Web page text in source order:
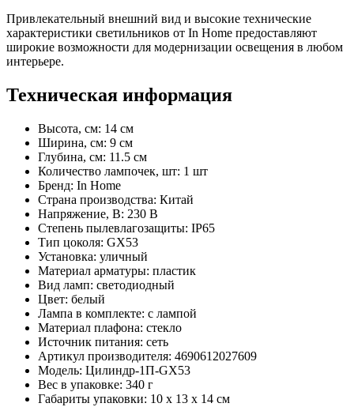
Привлекательный внешний вид и высокие технические
характеристики светильников от In Home предоставляют
широкие возможности для модернизации освещения в любом
интерьере.
Техническая информация
Высота, см: 14 см
Ширина, см: 9 см
Глубина, см: 11.5 см
Количество лампочек, шт: 1 шт
Бренд: In Home
Страна производства: Китай
Напряжение, В: 230 В
Степень пылевлагозащиты: IP65
Тип цоколя: GX53
Установка: уличный
Материал арматуры: пластик
Вид ламп: светодиодный
Цвет: белый
Лампа в комплекте: с лампой
Материал плафона: стекло
Источник питания: сеть
Артикул производителя: 4690612027609
Модель: Цилиндр-1П-GX53
Вес в упаковке: 340 г
Габариты упаковки: 10 x 13 x 14 см